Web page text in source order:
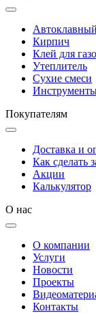
Кирпич
Клей для
Утеплитель
Сухие смеси
Покупателям
Доставка и
Как сделать
Акции
Калькулятор
О нас
О компании
Услуги
Новости
Проекты
Контакты